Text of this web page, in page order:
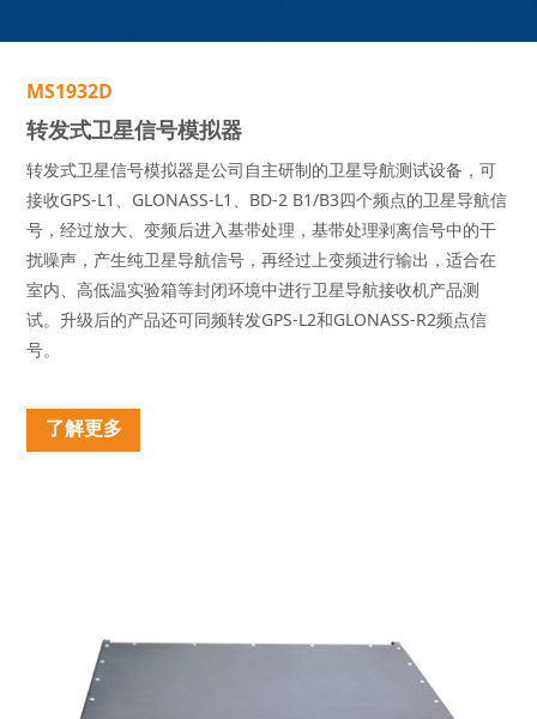
MS1932D
转发式卫星信号模拟器
转发式卫星信号模拟器是公司自主研制的卫星导航测试设备，可
接收GPS-L1、GLONASS-L1、BD-2 B1/B3四个频点的卫星导航信
号，经过放大、变频后进入基带处理，基带处理剥离信号中的干
扰噪声，产生纯卫星导航信号，再经过上变频进行输出，适合在
室内、高低温实验箱等封闭环境中进行卫星导航接收机产品测
试。升级后的产品还可同频转发GPS-L2和GLONASS-R2频点信
号。
了解更多